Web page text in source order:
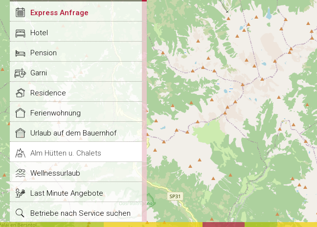
Express Anfrage
Hotel
Pension
Garni
Residence
Ferienwohnung
Urlaub auf dem Bauernhof
Alm Hütten u. Chalets
Wellnessurlaub
Last Minute Angebote
Betriebe nach Service suchen